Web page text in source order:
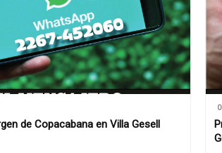
de Copacabana en Villa Gesell